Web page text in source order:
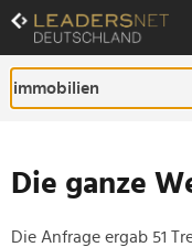
Zum
Inhalt
Zur
Fußzeilen-
Navigation
Die ganze
Die Anfrage ergab 51